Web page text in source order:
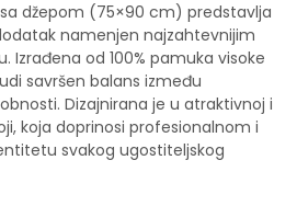
džepom (75×90 cm) predstavlja
namenjen najzahtevnijim
Izrađena od 100% pamuka visoke
savršen balans između
Dizajnirana je u atraktivnoj i
koja doprinosi profesionalnom i
svakog ugostiteljskog